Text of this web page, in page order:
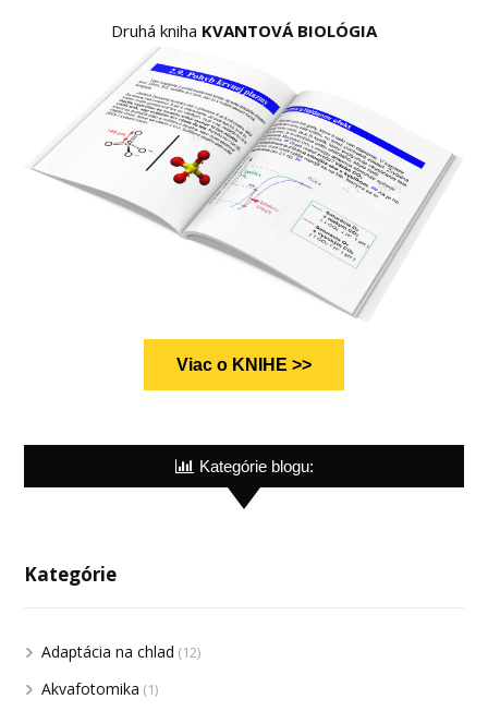
Druhá kniha KVANTOVÁ BIOLÓGIA
Viac o KNIHE >>
Kategórie blogu:
Kategórie
Adaptácia na chlad (12)
Akvafotomika (1)